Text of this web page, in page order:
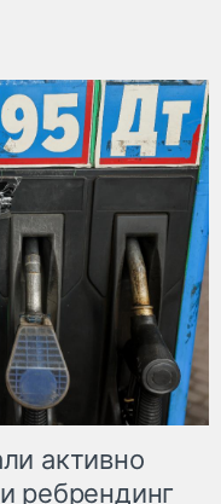
активно
ребрендинг